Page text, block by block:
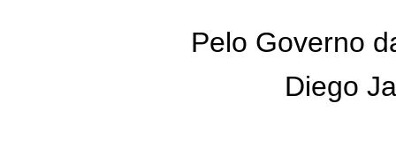
Pelo Governo
Diego